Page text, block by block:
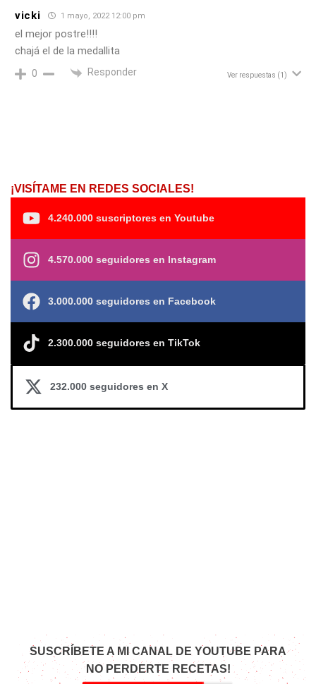
vicki 1 mayo, 2022 12:00 pm
el mejor postre!!!!
chajá el de la medallita
0 Responder Ver respuestas (1)
¡VISÍTAME EN REDES SOCIALES!
4.240.000 suscriptores en Youtube
4.570.000 seguidores en Instagram
3.000.000 seguidores en Facebook
2.300.000 seguidores en TikTok
232.000 seguidores en X
SUSCRÍBETE A MI CANAL DE YOUTUBE PARA
NO PERDERTE RECETAS!